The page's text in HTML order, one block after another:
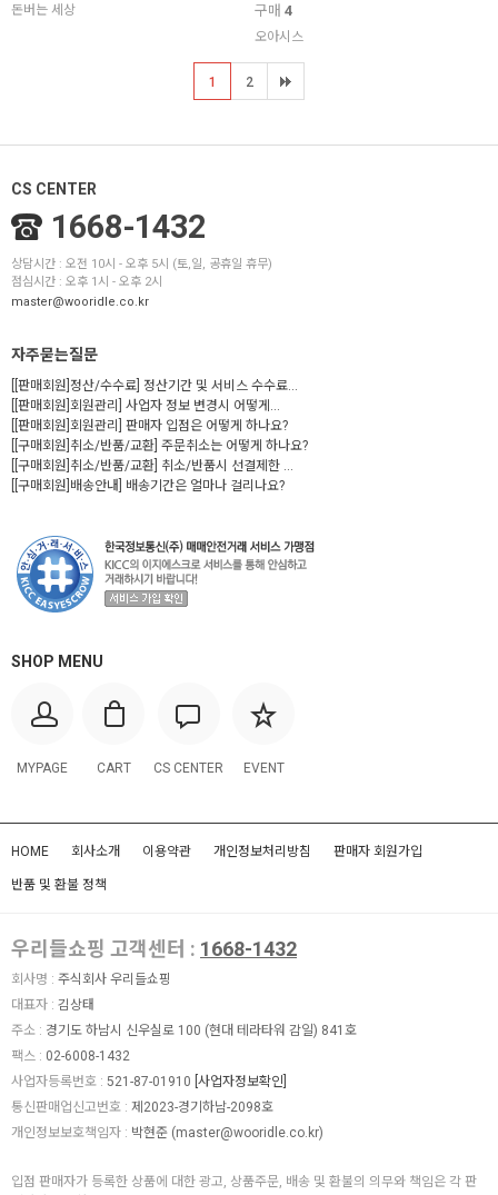
돈버는 세상
구매 4
오아시스
1 2
CS CENTER
1668-1432
상담시간 : 오전 10시 - 오후 5시 (토,일, 공휴일 휴무)
점심시간 : 오후 1시 - 오후 2시
master@wooridle.co.kr
자주묻는질문
[[판매회원]정산/수수료] 정산기간 및 서비스 수수료...
[[판매회원]회원관리] 사업자 정보 변경시 어떻게...
[[판매회원]회원관리] 판매자 입점은 어떻게 하나요?
[[구매회원]취소/반품/교환] 주문취소는 어떻게 하나요?
[[구매회원]취소/반품/교환] 취소/반품시 선결제한 ...
[[구매회원]배송안내] 배송기간은 얼마나 걸리나요?
SHOP MENU
MYPAGE CART CS CENTER EVENT
HOME 회사소개 이용약관 개인정보처리방침 판매자 회원가입
반품 및 환불 정책
우리들쇼핑 고객센터 : 1668-1432
회사명 : 주식회사 우리들쇼핑
대표자 : 김상태
주소 : 경기도 하남시 신우실로 100 (현대 테라타워 감일) 841호
팩스 : 02-6008-1432
사업자등록번호 : 521-87-01910 [사업자정보확인]
통신판매업신고번호 : 제2023-경기하남-2098호
개인정보보호책임자 : 박현준 (master@wooridle.co.kr)
입점 판매자가 등록한 상품에 대한 광고, 상품주문, 배송 및 환불의 의무와 책임은 각 판